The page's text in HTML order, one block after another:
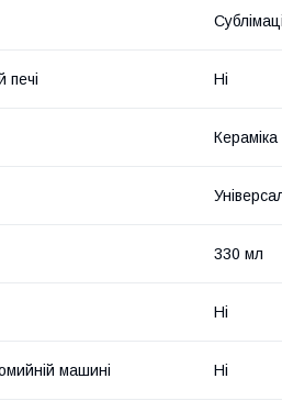
печі Ні
Кераміка
330 мл
Ні
машині Ні